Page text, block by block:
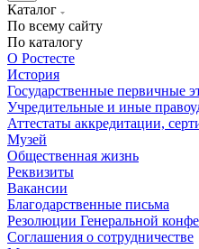
Каталог
По всему сайту
По каталогу
О Ростесте
История
Государственные первичные
Учредительные и иные
Аттестаты аккредитации,
Музей
Общественная жизнь
Реквизиты
Вакансии
Благодарственные письма
Резолюции Генеральной
Соглашения о сотрудничестве